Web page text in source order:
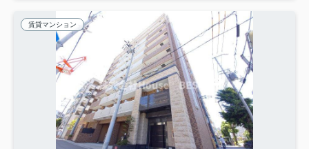
賃貸マンション